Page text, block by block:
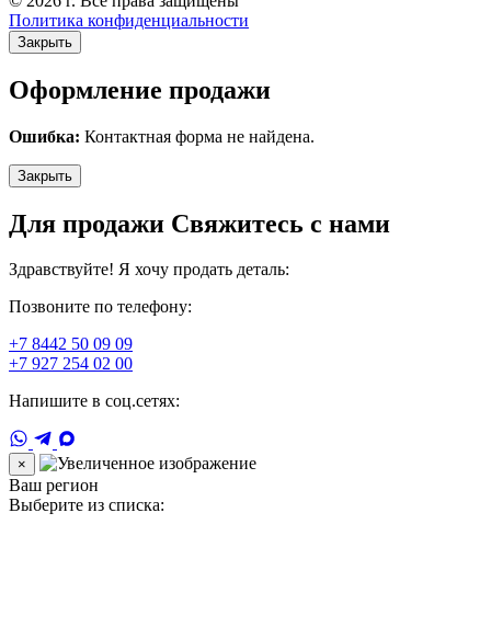
Политика конфиденциальности
Закрыть
Оформление продажи
Ошибка: Контактная форма не найдена.
Закрыть
Для продажи Свяжитесь с нами
Здравствуйте! Я хочу продать деталь:
Позвоните по телефону:
+7 8442 50 09 09
+7 927 254 02 00
Напишите в соц.сетях:
×
Ваш регион
Выберите из списка: